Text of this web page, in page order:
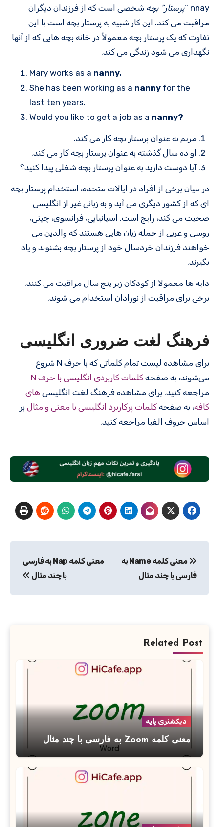
nnay “ پرستار” بچه شخصی است که از فرزندان دیگران
مراقبت می کند. این کار شبیه به پرستار بچه است با این
تفاوت که یک پرستار بچه معمولاً در خانه بچه هایی که از آنها
نگهداری می شود زندگی می کند.
Mary works as a nanny.
She has been working as a nanny for the
last ten years.
Would you like to get a job as a nanny?
مریم به عنوان پرستار بچه کار می کند.
او ده سال گذشته به عنوان پرستار بچه کار می کند.
آیا دوست دارید به عنوان پرستار بچه شغلی پیدا کنید؟
در میان برخی از افراد در ایالات متحده، استخدام پرستار بچه
ای که از کشور دیگری می آید و به زبانی غیر از انگلیسی
صحبت می کند، رایج است. اسپانیایی، فرانسوی، چینی،
روسی و عربی از جمله زبان هایی هستند که والدین می
خواهند فرزندان خردسال خود از پرستار بچه بشنوند و یاد
بگیرند.
دایه ها معمولا از کودکان زیر پنج سال مراقبت می کنند.
برخی برای مراقبت از نوزادان استخدام می شوند.
فرهنگ لغت ضروری انگلیسی
برای مشاهده لیست تمام کلماتی که با حرف N شروع
می‌شوند، به صفحه کلمات کاربردی انگلیسی با حرف N
مراجعه کنید. برای مشاهده فرهنگ لغت انگلیسی های
کافه، به صفحه کلمات پرکاربرد انگلیسی با معنی و مثال بر
اساس حروف الفبا مراجعه کنید.
نوشته
معنی کلمه Name به
فارسی با چند مثال
معنی کلمه Nap به فارسی
با چند مثال
Related Post
دیکشنری پایه
معنی کلمه Zoom به فارسی با چند مثال